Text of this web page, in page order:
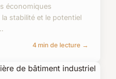
économiques
stabilité et le potentiel
4 min de lecture →